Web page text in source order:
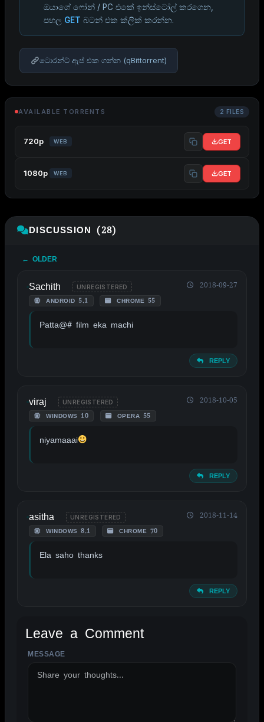
ඔයාගේ ෆෝන් / PC එකේ ඉන්ස්ටෝල් කරගෙන,
පහල GET බටන් එක ක්ලික් කරන්න.
ටොරන්ට් ඇප් එක ගන්න (qBittorrent)
AVAILABLE TORRENTS 2 FILES
720p WEB GET
1080p WEB GET
DISCUSSION (28)
← OLDER
Sachith UNREGISTERED
ANDROID 5.1 CHROME 55
2018-09-27
Patta@# film eka machi
REPLY
viraj UNREGISTERED
WINDOWS 10 OPERA 55
2018-10-05
niyamaaai
REPLY
asitha UNREGISTERED
WINDOWS 8.1 CHROME 70
2018-11-14
Ela saho thanks
REPLY
Leave a Comment
MESSAGE
ALTERNATIVE: